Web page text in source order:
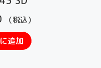
（税込）
追加